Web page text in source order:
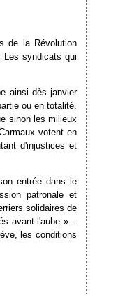
de la Révolution
Les syndicats qui
ainsi dès janvier
ou en totalité.
sinon les milieux
votent en
d'injustices et
entrée dans le
patronale et
solidaires de
avant l'aube »...
les conditions